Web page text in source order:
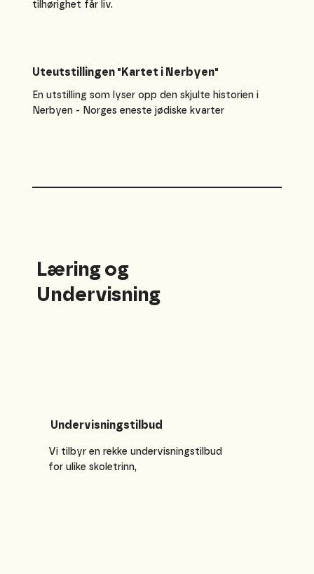
tilhørighet får liv.
Uteutstillingen "Kartet i Nerbyen"
En utstilling som lyser opp den skjulte historien i
Nerbyen - Norges eneste jødiske kvarter
Læring og
Undervisning
Undervisningstilbud
Vi tilbyr en rekke undervisningstilbud
for ulike skoletrinn,